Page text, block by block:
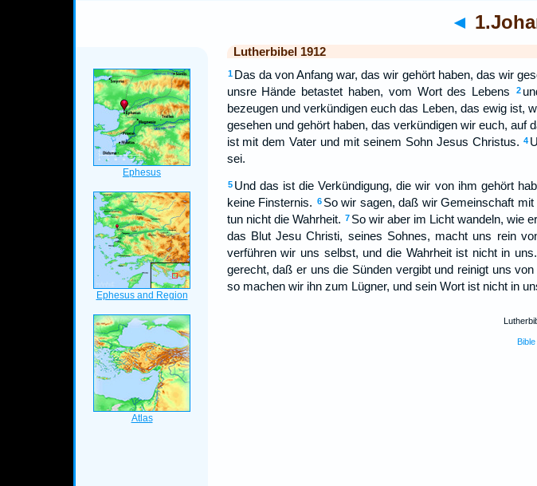
◄
Lutherbibel 1912
1 Das da von Anfang war, das wir gehört haben, das wir
unsre Hände betastet haben, vom Wort des Lebens
2
bezeugen und verkündigen euch das Leben, das ewig ist,
gesehen und gehört haben, das verkündigen wir euch,
ist mit dem Vater und mit seinem Sohn Jesus Christus. 4
sei.
5 Und das ist die Verkündigung, die wir von ihm gehört
keine Finsternis. 6 So wir sagen, daß wir Gemeinschaft
tun nicht die Wahrheit. 7 So wir aber im Licht wandeln, wie
das Blut Jesu Christi, seines Sohnes, macht uns rein
verführen wir uns selbst, und die Wahrheit ist nicht in uns.
gerecht, daß er uns die Sünden vergibt und reinigt uns von
so machen wir ihn zum Lügner, und sein Wort ist nicht in